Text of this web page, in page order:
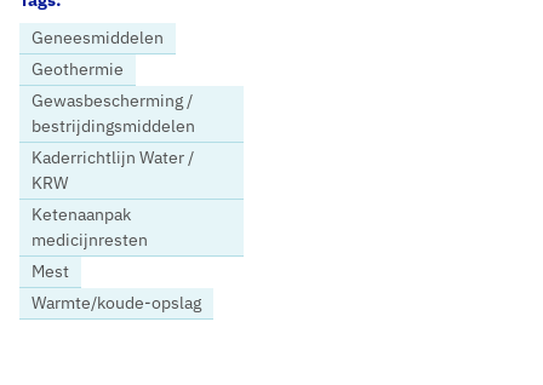
Home Nieuws
Geneesmiddelen
Geothermie
Gewasbescherming /
bestrijdingsmiddelen
Kaderrichtlijn Water /
KRW
Ketenaanpak
medicijnresten
Mest
Warmte/koude-opslag